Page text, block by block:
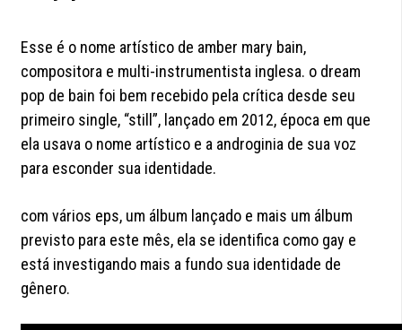
Esse é o nome artístico de amber mary bain,
compositora e multi-instrumentista inglesa. o dream
pop de bain foi bem recebido pela crítica desde seu
primeiro single, “still”, lançado em 2012, época em que
ela usava o nome artístico e a androginia de sua voz
para esconder sua identidade.
com vários eps, um álbum lançado e mais um álbum
previsto para este mês, ela se identifica como gay e
está investigando mais a fundo sua identidade de
gênero.